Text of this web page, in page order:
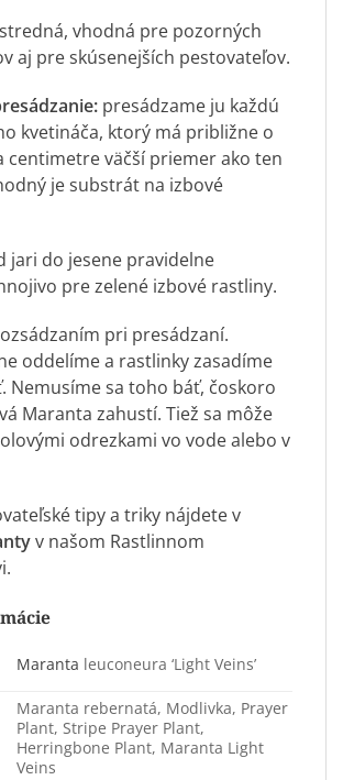
stredná, vhodná pre pozorných
aj pre skúsenejších pestovateľov.
presádzame ju každú
kvetináča, ktorý má približne o
centimetre väčší priemer ako ten
je substrát na izbové
jari do jesene pravidelne
pre zelené izbové rastliny.
pri presádzaní.
oddelíme a rastlinky zasadíme
Nemusíme sa toho báť, čoskoro
Maranta zahustí. Tiež sa môže
odrezkami vo vode alebo v
tipy a triky nájdete v
v našom Rastlinnom
Maranta leuconeura ‘Light Veins’
Maranta rebernatá, Modlivka, Prayer
Plant, Stripe Prayer Plant,
Herringbone Plant, Maranta Light
Veins